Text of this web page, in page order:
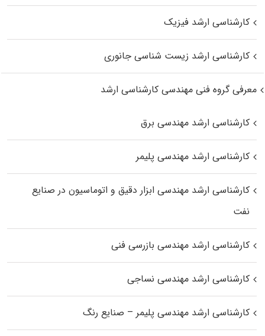
کارشناسی ارشد فیزیک
کارشناسی ارشد زیست‌ شناسی جانوری
معرفی گروه فنی مهندسی کارشناسی ارشد
کارشناسی ارشد مهندسی برق
کارشناسی ارشد مهندسی پلیمر
کارشناسی ارشد مهندسی ابزار دقیق و اتوماسیون در صنایع
نفت
کارشناسی ارشد مهندسی بازرسی فنی
کارشناسی ارشد مهندسی نساجی
کارشناسی ارشد مهندسی پلیمر – صنایع رنگ